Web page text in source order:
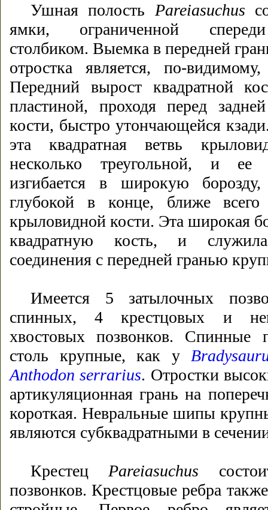
Ушная полость Pareiasuchus
ямки, ограниченной
столбиком. Выемка в передней
отростка является, по-
Передний вырост квадратной
пластиной, проходя перед
кости, быстро утончающейся
эта квадратная ветвь
несколько треугольной, и ее
изгибается в широкую
глубокой в конце, ближе
крыловидной кости. Эта широкая
квадратную кость, и
соединения с передней гранью
Имеется 5 затылочных
спинных, 4 крестцовых и
хвостовых позвонков. Спинные
столь крупные, как у
Anthodon serrarius. Отростки
артикуляционная грань на
короткая. Невральные шипы
являются субквадратными в
Крестец Pareiasuchus
позвонков. Крестцовые ребра